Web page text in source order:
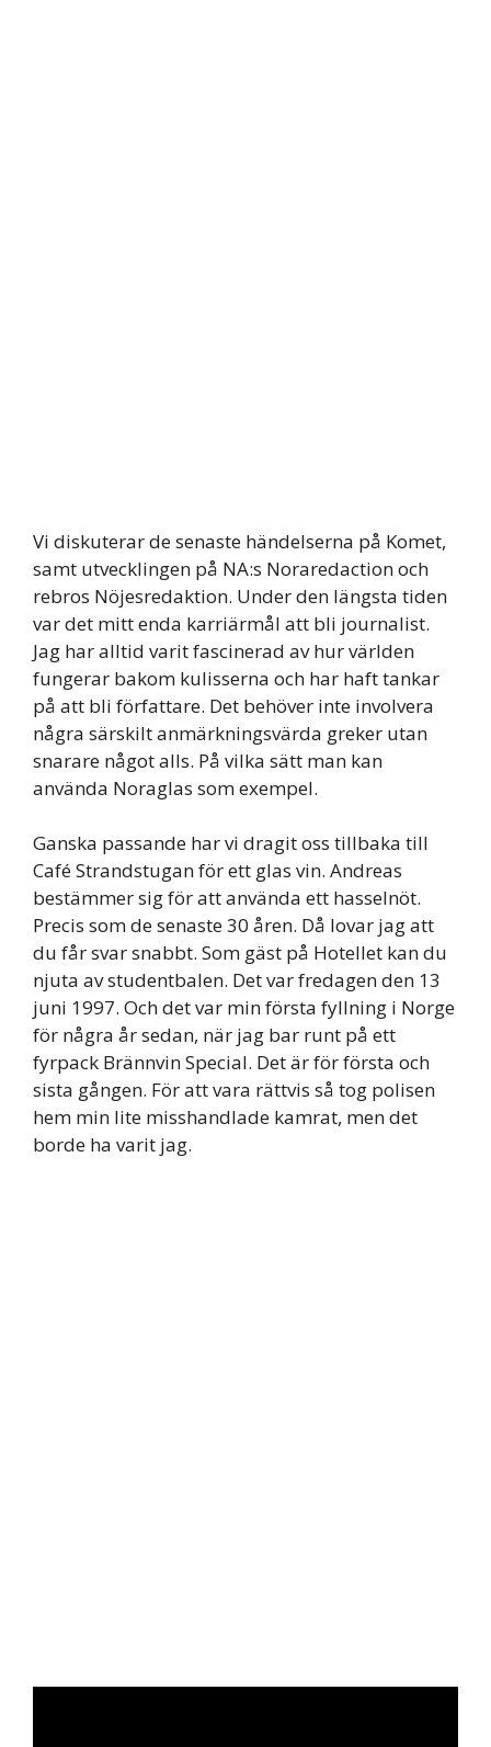
Vi diskuterar de senaste händelserna på Komet,
samt utvecklingen på NA:s Noraredaction och
rebros Nöjesredaktion. Under den längsta tiden
var det mitt enda karriärmål att bli journalist.
Jag har alltid varit fascinerad av hur världen
fungerar bakom kulisserna och har haft tankar
på att bli författare. Det behöver inte involvera
några särskilt anmärkningsvärda greker utan
snarare något alls. På vilka sätt man kan
använda Noraglas som exempel.
Ganska passande har vi dragit oss tillbaka till
Café Strandstugan för ett glas vin. Andreas
bestämmer sig för att använda ett hasselnöt.
Precis som de senaste 30 åren. Då lovar jag att
du får svar snabbt. Som gäst på Hotellet kan du
njuta av studentbalen. Det var fredagen den 13
juni 1997. Och det var min första fyllning i Norge
för några år sedan, när jag bar runt på ett
fyrpack Brännvin Special. Det är för första och
sista gången. För att vara rättvis så tog polisen
hem min lite misshandlade kamrat, men det
borde ha varit jag.